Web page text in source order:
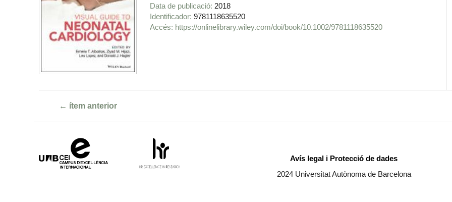
Data de publicació 2018
Identificador 9781118635520
https://onlinelibrary.wiley.com/doi/book/10.1002/9781118635520
← ítem anterior
d'Excel·lència
Avís legal i Protecció de dades
2024 Universitat Autònoma de Barcelona